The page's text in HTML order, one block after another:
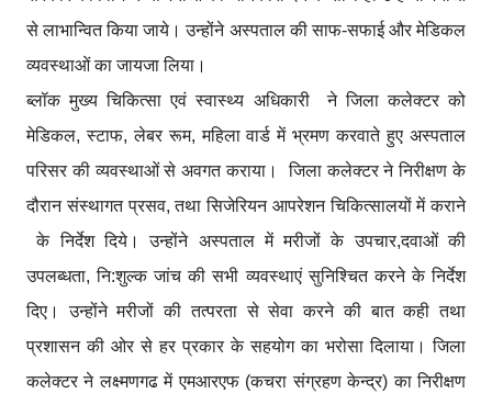
से लाभान्वित किया जाये। उन्होंने अस्पताल की साफ-सफाई और मेडिकल
व्यवस्थाओं का जायजा लिया।
ब्लॉक मुख्य चिकित्सा एवं स्वास्थ्य अधिकारी ने जिला कलेक्टर को
मेडिकल, स्टाफ, लेबर रूम, महिला वार्ड में भ्रमण करवाते हुए अस्पताल
परिसर की व्यवस्थाओं से अवगत कराया। जिला कलेक्टर ने निरीक्षण के
दौरान संस्थागत प्रसव, तथा सिजेरियन आपरेशन चिकित्सालयों में कराने
के निर्देश दिये। उन्होंने अस्पताल में मरीजों के उपचार,दवाओं की
उपलब्धता, नि:शुल्क जांच की सभी व्यवस्थाएं सुनिश्चित करने के निर्देश
दिए। उन्होंने मरीजों की तत्परता से सेवा करने की बात कही तथा
प्रशासन की ओर से हर प्रकार के सहयोग का भरोसा दिलाया। जिला
कलेक्टर ने लक्ष्मणगढ में एमआरएफ (कचरा संग्रहण केन्द्र) का निरीक्षण